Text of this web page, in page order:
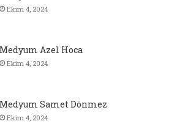
Ekim 4, 2024
Medyum Azel Hoca
Ekim 4, 2024
Medyum Samet Dönmez
Ekim 4, 2024